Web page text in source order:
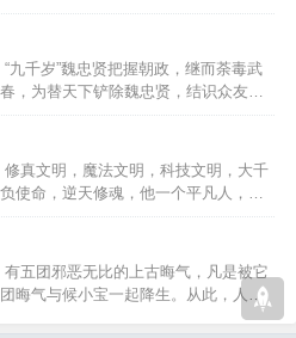
九千岁”魏忠贤把握朝政，继而荼毒武
，为替天下铲除魏忠贤，结识众友，
真文明，魔法文明，科技文明，大千
使命，逆天修魂，他一个平凡人，创
五团邪恶无比的上古晦气，凡是被它
晦气与候小宝一起降生。从此，人间